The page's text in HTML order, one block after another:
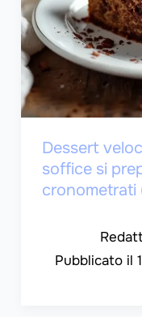
Dessert
soffice si
cronometrati